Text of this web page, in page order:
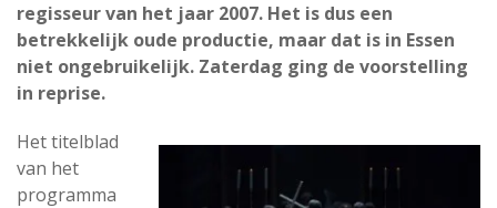
regisseur van het jaar 2007. Het is dus een
betrekkelijk oude productie, maar dat is in Essen
niet ongebruikelijk. Zaterdag ging de voorstelling
in reprise.
Het titelblad
van het
programma